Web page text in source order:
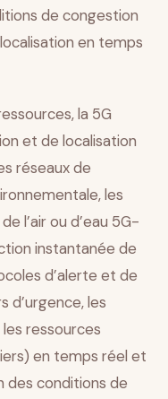
de congestion
en temps
la 5G
et de localisation
réseaux de
les
l’air ou d’eau 5G-
instantanée de
d’alerte et de
d’urgence, les
ressources
en temps réel et
des conditions de